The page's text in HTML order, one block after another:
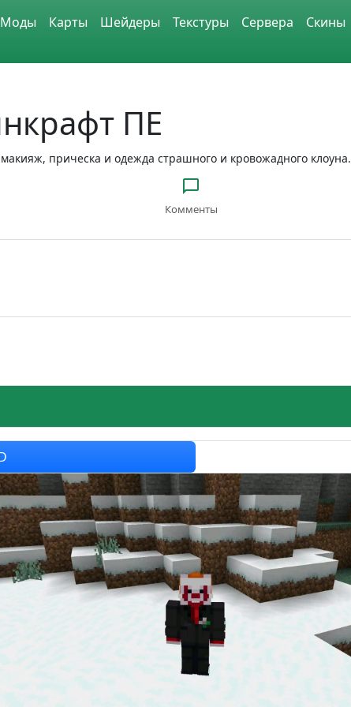
Моды Карты Шейдеры Текстуры Сервера Скины
ПЕ
прическа и одежда страшного и кровожадного клоуна.
Комменты